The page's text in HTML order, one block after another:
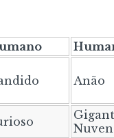
Anão